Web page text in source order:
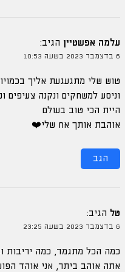
עלמה אפשטיין הגיב:
6 בדצמבר 2023 בשעה 10:53
טוש שלי מתגעגעת אליך
וניסע למשחקים ונקנה צעיפים
היית הכי טוב בעולם
אוהבת אותך אח שלי❤️
הגב
טל הגיב:
6 בדצמבר 2023 בשעה 23:25
כמה הכל מתגמד, כמה יריבות
אתה אוהב ביתר, אני אוהד